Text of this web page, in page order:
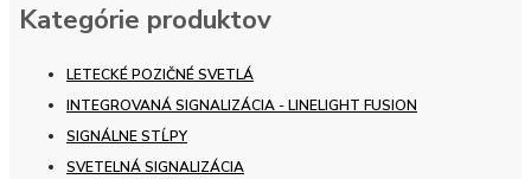
Kategórie produktov
LETECKÉ POZIČNÉ SVETLÁ
INTEGROVANÁ SIGNALIZÁCIA - LINELIGHT FUSION
SIGNÁLNE STĹPY
SVETELNÁ SIGNALIZÁCIA